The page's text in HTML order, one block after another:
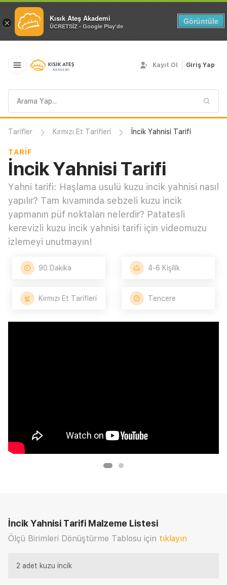
× Kısık Ateş Akademi
ÜCRETSİZ - Google Play'de
Görüntüle
sorgusu
Kayıt Ol Giriş Yap
Tarifler Kırmızı Et Tarifleri İncik Yahnisi Tarifi
TARIF
İncik Yahnisi Tarifi
Yahni tarifi: Haşlama usulü kuzu incik yahnisi nasıl
yapılır? Tam kıvamında sebzeli kuzu incik
yapmanın püf noktaları nelerdir? Patatesli
kerevizli kuzu incik yahnisi tarifi için videomuzu
izlemeyi unutmayın!
90 Dakika 4-6 Kişilik
Kırmızı Et Tarifleri Tencere
İncik Yahnisi Tarifi Malzeme Listesi
Ölçü Birimleri Dönüştürme Tablosu için tıklayın
2 adet kuzu incik